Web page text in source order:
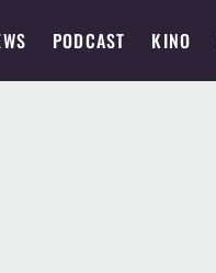
PODCAST KINO